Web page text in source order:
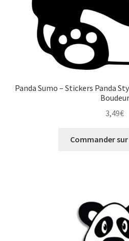
Panda Sumo – Stickers Panda
Boudeur
3,49€
Commander